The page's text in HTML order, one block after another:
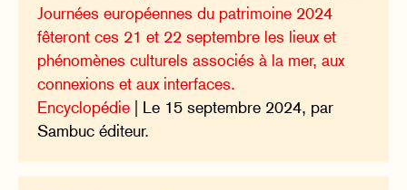
Journées européennes du patrimoine 2024
fêteront ces 21 et 22 septembre les lieux et
phénomènes culturels associés à la mer, aux
connexions et aux interfaces.
Encyclopédie | Le 15 septembre 2024, par
Sambuc éditeur.